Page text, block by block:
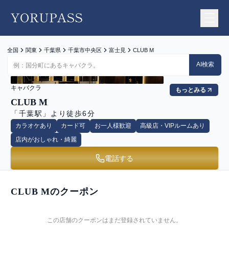
YORUPASS
全国 関東 千葉県 千葉市中央区 富士見 CLUB M
AI検索
キャバクラ もっとみる
CLUB M
「千葉駅」より徒歩6分
カラオケあり カード可 お一人様歓迎
高級店・VIPルームあり
店内がおしゃれ・綺麗
電話する
CLUB Mのクーポン
この店舗のクーポンはまだ登録されていません。